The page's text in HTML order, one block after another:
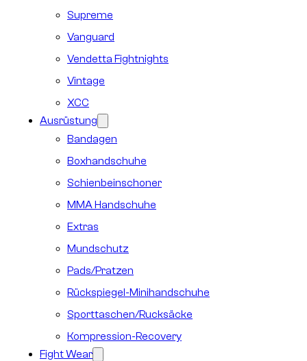
Supreme
Vanguard
Vendetta Fightnights
Vintage
XCC
Ausrüstung
Bandagen
Boxhandschuhe
Schienbeinschoner
MMA Handschuhe
Extras
Mundschutz
Pads/Pratzen
Rückspiegel-Minihandschuhe
Sporttaschen/Rucksäcke
Kompression-Recovery
Fight Wear